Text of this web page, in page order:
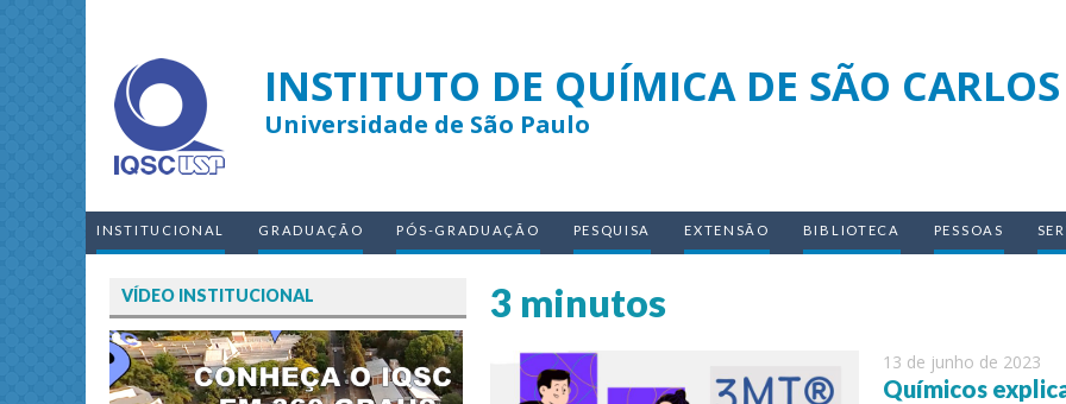
INSTITUTO DE QUÍMICA DE SÃO CARLOS
Universidade de São Paulo
INSTITUCIONAL GRADUAÇÃO PÓS-GRADUAÇÃO PESQUISA EXTENSÃO BIBLIOTECA PESSOAS
3 minutos
13 de junho de 2023
Químicos
VÍDEO INSTITUCIONAL